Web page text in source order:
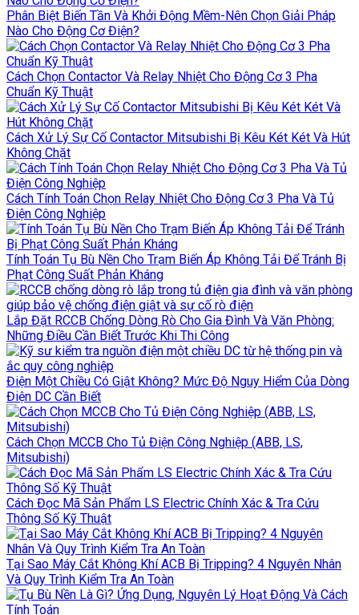
Phân Biệt Biến Tần Và Khởi Động Mềm-Nên Chọn Giải Pháp
Nào Cho Động Cơ Điện?
Cách Chọn Contactor Và Relay Nhiệt Cho Động Cơ 3 Pha
Chuẩn Kỹ Thuật
Cách Xử Lý Sự Cố Contactor Mitsubishi Bị Kêu Két Két Và Hút
Không Chặt
Cách Tính Toán Chọn Relay Nhiệt Cho Động Cơ 3 Pha Và Tủ
Điện Công Nghiệp
Tính Toán Tụ Bù Nền Cho Trạm Biến Áp Không Tải Để Tránh Bị
Phạt Công Suất Phản Kháng
Lắp Đặt RCCB Chống Dòng Rò Cho Gia Đình Và Văn Phòng:
Những Điều Cần Biết Trước Khi Thi Công
Điện Một Chiều Có Giật Không? Mức Độ Nguy Hiểm Của Dòng
Điện DC Cần Biết
Cách Chọn MCCB Cho Tủ Điện Công Nghiệp (ABB, LS,
Mitsubishi)
Cách Đọc Mã Sản Phẩm LS Electric Chính Xác & Tra Cứu
Thông Số Kỹ Thuật
Tại Sao Máy Cắt Không Khí ACB Bị Tripping? 4 Nguyên Nhân
Và Quy Trình Kiểm Tra An Toàn